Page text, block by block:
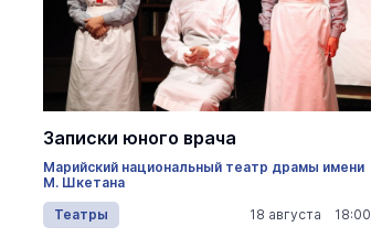
Записки юного врача
Марийский национальный театр драмы имени
М. Шкетана
Театры
18 августа 18:00